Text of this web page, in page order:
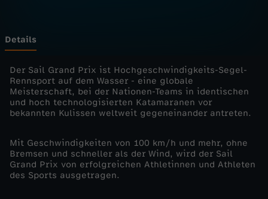
p
e
e
r
e
Details
Der Sail Grand Prix ist Hochgeschwindigkeits-Segel-
Rennsport auf dem Wasser - eine globale
Meisterschaft, bei der Nationen-Teams in identischen
und hoch technologisierten Katamaranen vor
bekannten Kulissen weltweit gegeneinander antreten.
Mit Geschwindigkeiten von 100 km/h und mehr, ohne
Bremsen und schneller als der Wind, wird der Sail
Grand Prix von erfolgreichen Athletinnen und Athleten
des Sports ausgetragen.